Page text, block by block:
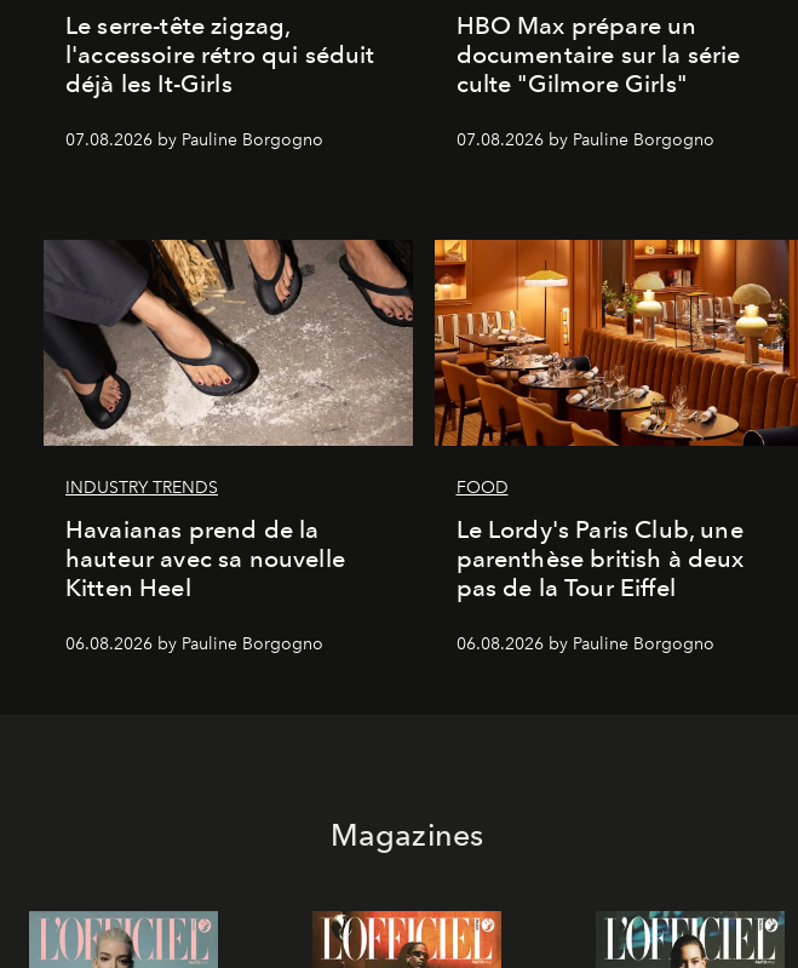
Le serre-tête zigzag,
l'accessoire rétro qui séduit
déjà les It-Girls
07.08.2026 by Pauline Borgogno
HBO Max prépare un
documentaire sur la série
culte "Gilmore Girls"
07.08.2026 by Pauline Borgogno
INDUSTRY TRENDS
Havaianas prend de la
hauteur avec sa nouvelle
Kitten Heel
06.08.2026 by Pauline Borgogno
FOOD
Le Lordy's Paris Club, une
parenthèse british à deux
pas de la Tour Eiffel
06.08.2026 by Pauline Borgogno
Magazines